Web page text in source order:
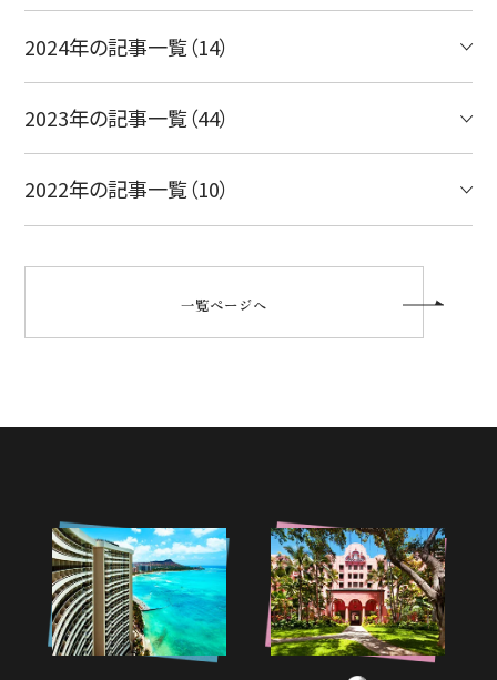
2024年の記事一覧（14）
2023年の記事一覧（44）
2022年の記事一覧（10）
一覧ページへ